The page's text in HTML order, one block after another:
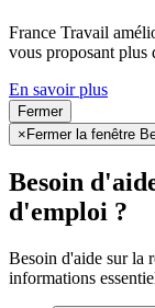
France Travail
vous proposant plus
En savoir plus
Fermer
× Fermer la fenêtre
Besoin
d'emploi ?
Besoin d'aide sur la
informations